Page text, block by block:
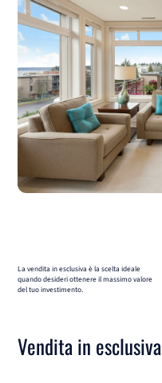
La vendita in esclusiva è la scelta ideale
quando desideri ottenere il massimo valore
del tuo investimento.
Vendita in esclusiva